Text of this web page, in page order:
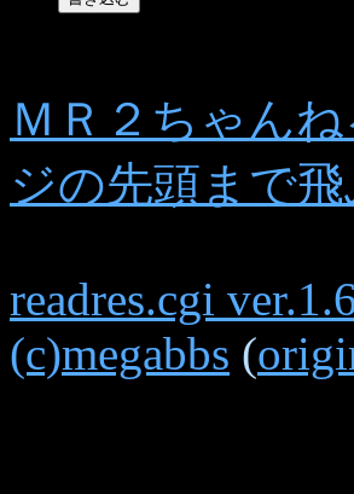
ＭＲ２ちゃん
ジの先頭まで飛
readres.cgi
(c)megabbs (